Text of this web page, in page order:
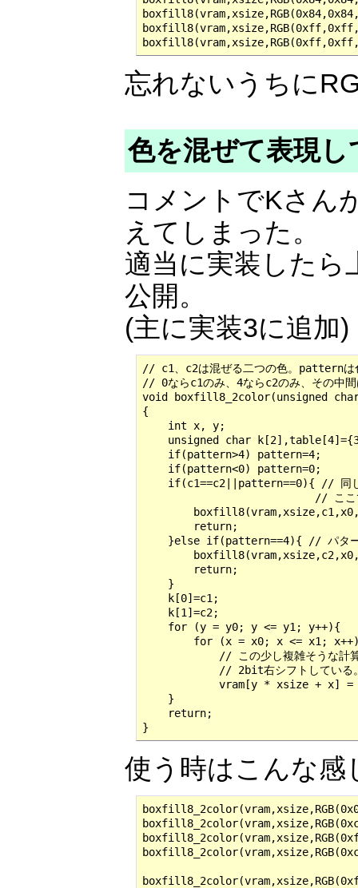
忘れないうちに
色を混ぜて表現し
コメントでKさん
えてしまった。
適当に実装した
公開。
(主に実装3に追加)
// c1、c2は混ぜる二つの色。patternは
// 0ならc1のみ、4ならc2のみ、その中
void boxfill8_2color(unsigned
{
    int x, y;
unsigned char
    if(pattern>4) pattern=4;
    if(pattern<0) pattern=0;
if(c1==c2||pattern==0){ // 同じ
// ここ
        return;
}else if(pattern==4){ // パタ
        return;
    }
    k[0]=c1;
    k[1]=c2;
    for (y = y0; y <= y1; y++){
for (x = x0; x <= x1;
// この少し複雑そうな計
// 2bit右シフトしている
vram[y * xsize + x]
    }
    return;
}
使う時はこんな感